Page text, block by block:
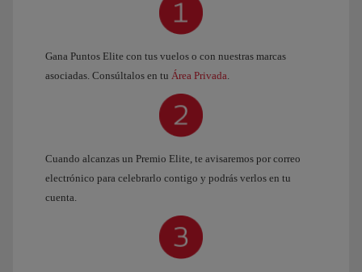
Gana Puntos Elite con tus vuelos o con nuestras marcas
asociadas. Consúltalos en tu Área Privada
Cuando alcanzas un Premio Elite, te avisaremos por correo
electrónico para celebrarlo contigo y podrás verlos en tu
cuenta.